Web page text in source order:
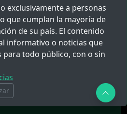
exclusivamente a personas
que cumplan la mayoría de
de su país. El contenido
informativo o noticias que
todo público, con o sin